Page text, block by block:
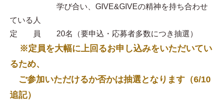
学び合い、GIVE&GIVEの精神を持ち合わせ
ている人
定 員 20名（要申込・応募者多数につき抽選）
※定員を大幅に上回るお申し込みをいただいてい
るため、
ご参加いただけるか否かは抽選となります（6/10
追記）